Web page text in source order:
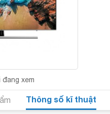
xem
Thông số kĩ thuật